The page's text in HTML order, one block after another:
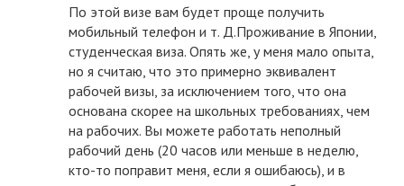
По этой визе вам будет проще получить
мобильный телефон и т. Д.Проживание в Японии,
студенческая виза. Опять же, у меня мало опыта,
но я считаю, что это примерно эквивалент
рабочей визы, за исключением того, что она
основана скорее на школьных требованиях, чем
на рабочих. Вы можете работать неполный
рабочий день (20 часов или меньше в неделю,
кто-то поправит меня, если я ошибаюсь), и в